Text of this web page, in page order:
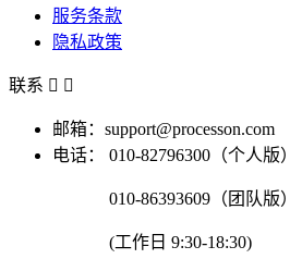
服务条款
隐私政策
联系  
邮箱：support@processon.com
电话：
010-82796300（个人版）
010-86393609（团队版）
(工作日 9:30-18:30)